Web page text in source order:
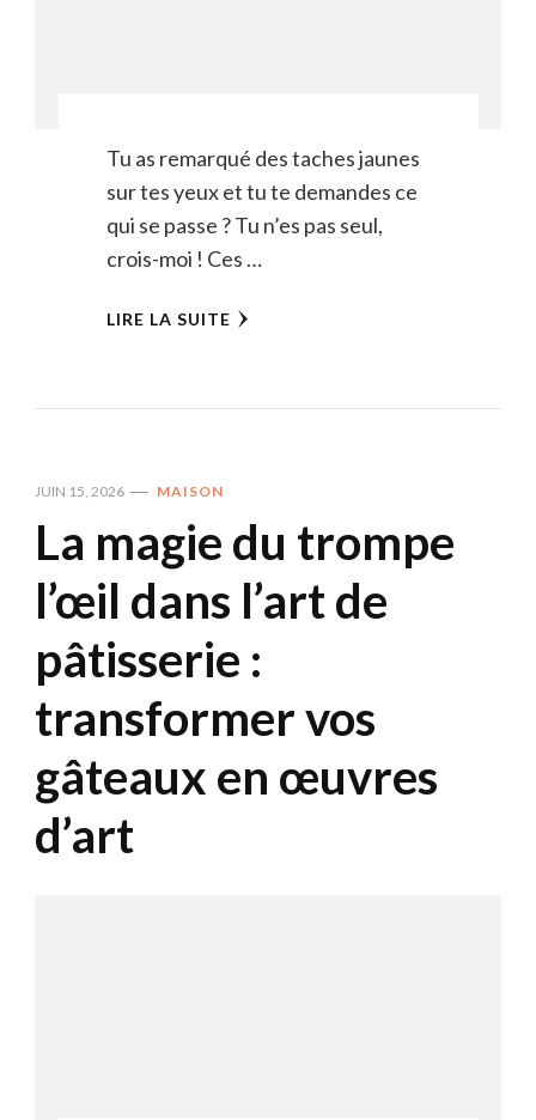
Tu as remarqué des taches jaunes
sur tes yeux et tu te demandes ce
qui se passe ? Tu n’es pas seul,
crois-moi ! Ces …
LIRE LA SUITE
JUIN 15, 2026 MAISON
La magie du trompe
l’œil dans l’art de
pâtisserie :
transformer vos
gâteaux en œuvres
d’art